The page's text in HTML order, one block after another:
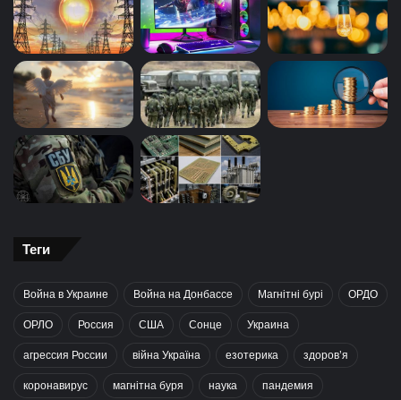
Теги
Война в Украине Война на Донбассе Магнітні бурі ОРДО
ОРЛО Россия США Сонце Украина
агрессия России війна Україна езотерика здоров’я
коронавирус магнітна буря наука пандемия